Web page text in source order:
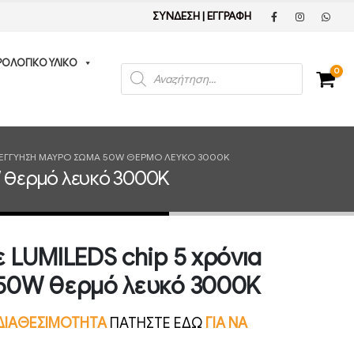
ΣΥΝΔΕΣΗ| ΕΓΓΡΑΦΗ
ΥΛΙΚΟ
Products
search
0
ΕΓΓΎΗΣΗ ΜΑΎΡΟ ΣΏΜΑ 50W ΘΕΡΜΌ ΛΕΥΚΌ 3000K
θερμό λευκό 3000K
chip 5 χρόνια
θερμό λευκό 3000K
ΠΑΤΗΣΤΕ ΕΔΩ ΓΙΑ ΝΑ